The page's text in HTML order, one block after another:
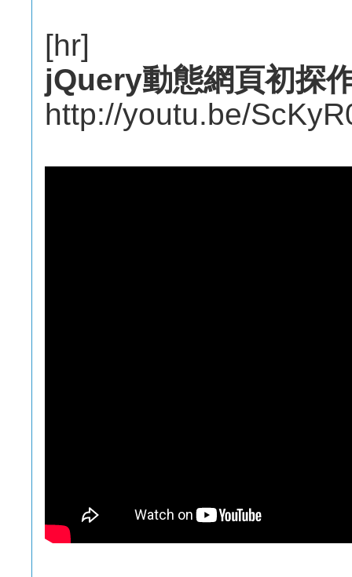
[hr]
jQuery動態網頁初探
http://youtu.be/